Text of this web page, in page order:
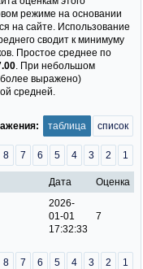
режиме на основании
на сайте. Использование
сводит к минимуму
Простое среднее по
. При небольшом
более выражено)
средней.
таблица список
8 7 6 5 4 3 2 1
Дата Оценка
2026-
01-01
17:32:33
7
8 7 6 5 4 3 2 1